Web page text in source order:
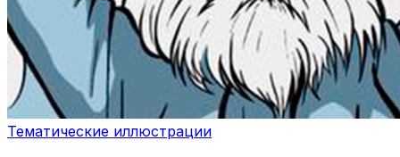
Тематические иллюстрации